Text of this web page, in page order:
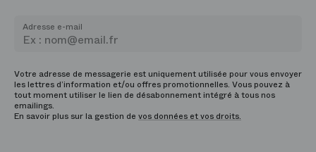
Adresse e-mail
Votre adresse de messagerie est uniquement utilisée pour vous envoyer
les lettres d’information et/ou offres promotionnelles. Vous pouvez à
tout moment utiliser le lien de désabonnement intégré à tous nos
emailings.
En savoir plus sur la gestion de vos données et vos droits.